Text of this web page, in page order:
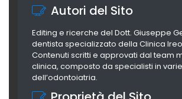
Autori del Sito
Editing e ricerche del Dott. Giuseppe
dentista specializzato della Clinica
Contenuti scritti e approvati dal team
clinica, composto da specialisti in
dell’odontoiatria.